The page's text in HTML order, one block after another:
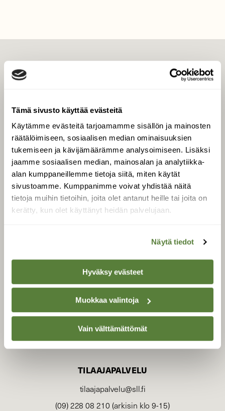
Tämä sivusto käyttää evästeitä
Käytämme evästeitä tarjoamamme sisällön ja mainosten
räätälöimiseen, sosiaalisen median ominaisuuksien
tukemiseen ja kävijämäärämme analysoimiseen. Lisäksi
jaamme sosiaalisen median, mainosalan ja analytiikka-
alan kumppaneillemme tietoja siitä, miten käytät
sivustoamme. Kumppanimme voivat yhdistää näitä
tietoja muihin tietoihin, joita olet antanut heille tai joita on
kerätty, kun olet käyttänyt heidän palvelujaan.
Näytä tiedot
Hyväksy evästeet
Muokkaa valintoja
Vain välttämättömät
Tilaa digilukuoikeus
Äänestä parasta juttua
Tilaa uutiskirje
SUOMEN LUONNON­
SUOJELU­LIITTO
Suomen Luonto -lehden
luonnonsuojelu­liitto.
TILAAJAPALVELU
tilaajapalvelu@sll.fi
(09) 228 08 210 (arkisin klo 9-15)